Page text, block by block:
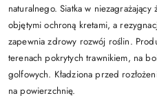
naturalnego. Siatka w
objętymi ochroną kretami, a
zapewnia zdrowy rozwój roślin.
terenach pokrytych trawnikiem, na
golfowych. Kładziona przed
na powierzchnię.